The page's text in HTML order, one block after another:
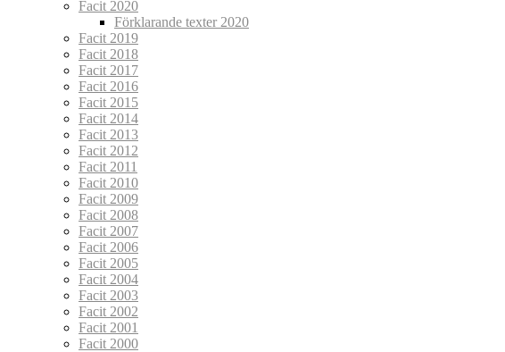
Facit 2020
Förklarande texter 2020
Facit 2019
Facit 2018
Facit 2017
Facit 2016
Facit 2015
Facit 2014
Facit 2013
Facit 2012
Facit 2011
Facit 2010
Facit 2009
Facit 2008
Facit 2007
Facit 2006
Facit 2005
Facit 2004
Facit 2003
Facit 2002
Facit 2001
Facit 2000